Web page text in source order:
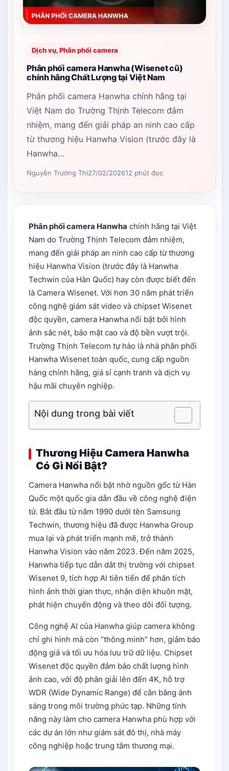
Dịch vụ, Phân phối camera
Phân phối camera Hanwha (Wisenet cũ)
chính hãng Chất Lượng tại Việt Nam
Phân phối camera Hanwha chính hãng tại
Việt Nam do Trường Thịnh Telecom đảm
nhiệm, mang đến giải pháp an ninh cao cấp
từ thương hiệu Hanwha Vision (trước đây là
Hanwha…
Nguyễn Trường Thi27/02/202612 phút đọc
Phân phối camera Hanwha chính hãng tại Việt
Nam do Trường Thịnh Telecom đảm nhiệm,
mang đến giải pháp an ninh cao cấp từ thương
hiệu Hanwha Vision (trước đây là Hanwha
Techwin của Hàn Quốc) hay còn được biết đến
là Camera Wisenet. Với hơn 30 năm phát triển
công nghệ giám sát video và chipset Wisenet
độc quyền, camera Hanwha nổi bật bởi hình
ảnh sắc nét, bảo mật cao và độ bền vượt trội.
Trường Thịnh Telecom tự hào là nhà phân phối
Hanwha Wisenet toàn quốc, cung cấp nguồn
hàng chính hãng, giá sỉ cạnh tranh và dịch vụ
hậu mãi chuyên nghiệp.
Nội dung trong bài viết
Thương Hiệu Camera Hanwha
Có Gì Nổi Bật?
Camera Hanwha nổi bật nhờ nguồn gốc từ Hàn
Quốc một quốc gia dẫn đầu về công nghệ điện
tử. Bắt đầu từ năm 1990 dưới tên Samsung
Techwin, thương hiệu đã được Hanwha Group
mua lại và phát triển mạnh mẽ, trở thành
Hanwha Vision vào năm 2023. Đến năm 2025,
Hanwha tiếp tục dẫn dắt thị trường với chipset
Wisenet 9, tích hợp AI tiên tiến để phân tích
hình ảnh thời gian thực, nhận diện khuôn mặt,
phát hiện chuyển động và theo dõi đối tượng.
Công nghệ AI của Hanwha giúp camera không
chỉ ghi hình mà còn “thông minh” hơn, giảm báo
động giả và tối ưu hóa lưu trữ dữ liệu. Chipset
Wisenet độc quyền đảm bảo chất lượng hình
ảnh cao, với độ phân giải lên đến 4K, hỗ trợ
WDR (Wide Dynamic Range) để cân bằng ánh
sáng trong môi trường phức tạp. Những tính
năng này làm cho camera Hanwha phù hợp với
các dự án lớn như giám sát đô thị, nhà máy
công nghiệp hoặc trung tâm thương mại.